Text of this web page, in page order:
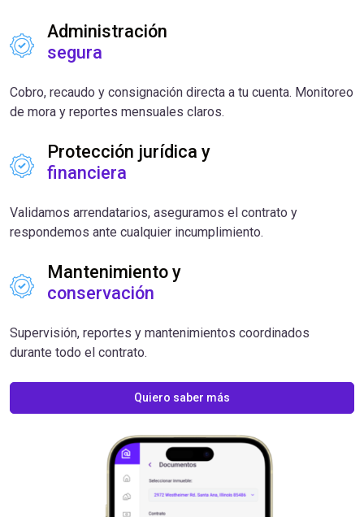
Administración
segura
Cobro, recaudo y consignación directa a tu cuenta. Monitoreo
de mora y reportes mensuales claros.
Protección jurídica y
financiera
Validamos arrendatarios, aseguramos el contrato y
respondemos ante cualquier incumplimiento.
Mantenimiento y
conservación
Supervisión, reportes y mantenimientos coordinados
durante todo el contrato.
Quiero saber más